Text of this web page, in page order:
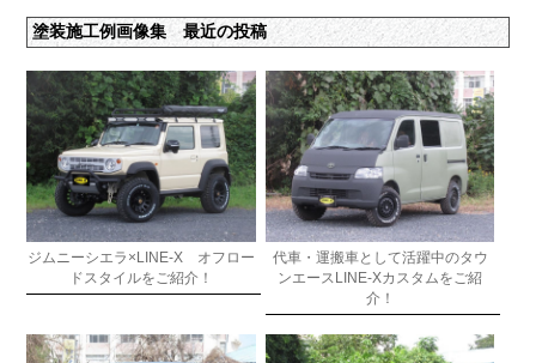
塗装施工例画像集 最近の投稿
ジムニーシエラ×LINE-X オフロー
ドスタイルをご紹介！
代車・運搬車として活躍中のタウ
ンエースLINE-Xカスタムをご紹
介！